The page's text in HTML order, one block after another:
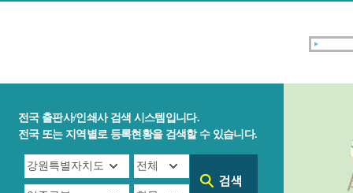
전국 출판사/인쇄사 검색 시스템입니다.
전국 또는 지역별로 등록현황을 검색할 수 있습니다.